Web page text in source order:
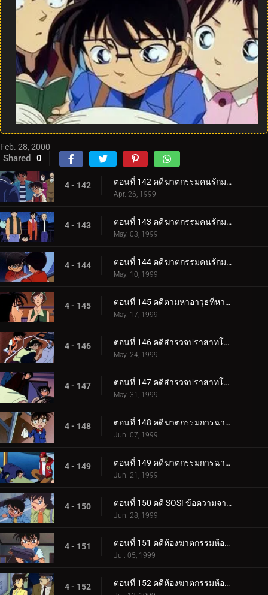
Feb. 28, 2000
Shared 0
4 - 142 ตอนที่ 142 คดีฆาตกรรมคนรักมายากล (ภาคคดี)
Apr. 26, 1999
4 - 143 ตอนที่ 143 คดีฆาตกรรมคนรักมายากล (ภาคสงสัย)
May. 03, 1999
4 - 144 ตอนที่ 144 คดีฆาตกรรมคนรักมายากล (ภาคไขคดี)
May. 10, 1999
4 - 145 ตอนที่ 145 คดีตามหาอาวุธที่หายไป
May. 17, 1999
4 - 146 ตอนที่ 146 คดีสำรวจปราสาทโบราณ (ตอนแรก)
May. 24, 1999
4 - 147 ตอนที่ 147 คดีสำรวจปราสาทโบราณ (ตอนจบ)
May. 31, 1999
4 - 148 ตอนที่ 148 คดีฆาตกรรมการฉายภาพยนตร์ครั้งสุดท้าย (ตอนแรก)
Jun. 07, 1999
4 - 149 ตอนที่ 149 คดีฆาตกรรมการฉายภาพยนตร์ครั้งสุดท้าย (ตอนจบ)
Jun. 21, 1999
4 - 150 ตอนที่ 150 คดี SOS! ข้อความจากอายูมิ
Jun. 28, 1999
4 - 151 ตอนที่ 151 คดีห้องฆาตกรรมห้องปิดตายในคืนก่อนแต่งงาน (ตอนแรก)
Jul. 05, 1999
4 - 152 ตอนที่ 152 คดีห้องฆาตกรรมห้องปิดตายในคืนก่อนแต่งงาน (ตอนจบ)